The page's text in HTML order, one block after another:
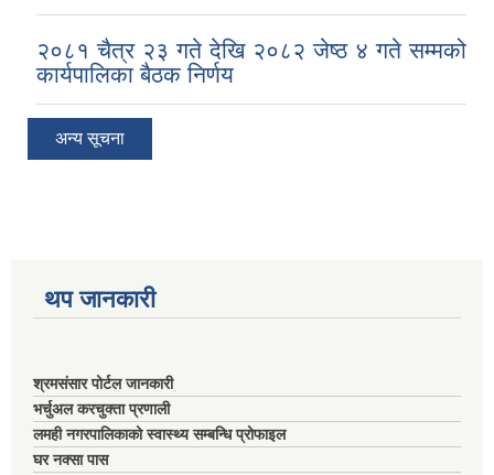
२०८१ चैत्र २३ गते देखि २०८२ जेष्ठ ४ गते सम्मको
कार्यपालिका बैठक निर्णय
अन्य सूचना
थप जानकारी
श्रमसंसार पोर्टल जानकारी
भर्चुअल करचुक्ता प्रणाली
लमही नगरपालिकाको स्वास्थ्य सम्बन्धि प्रोफाइल
घर नक्सा पास